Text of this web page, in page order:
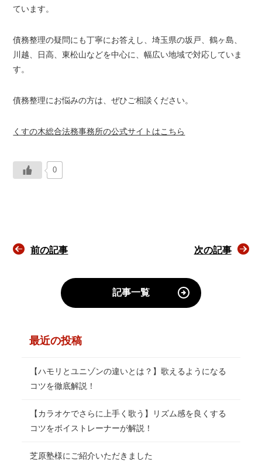
ています。
債務整理の疑問にも丁寧にお答えし、埼玉県の坂戸、鶴ヶ島、
川越、日高、東松山などを中心に、幅広い地域で対応していま
す。
債務整理にお悩みの方は、ぜひご相談ください。
くすの木総合法務事務所の公式サイトはこちら
0
前の記事 次の記事
記事一覧
最近の投稿
【ハモリとユニゾンの違いとは？】歌えるようになる
コツを徹底解説！
【カラオケでさらに上手く歌う】リズム感を良くする
コツをボイストレーナーが解説！
芝原塾様にご紹介いただきました